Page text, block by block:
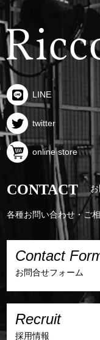
LINE
twitter
online store
CONTACT
各種お問い合わせ・ご
Contact
お問合せフォーム
Recruit
採用情報